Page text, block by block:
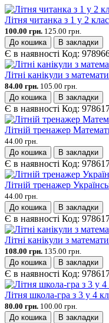
Літня читанка з 1 у 2 клас
100.00 грн. 125.00 грн.
До кошика
В закладки
Є в наявності Код:
Літні канікули з
84.00 грн. 105.00 грн.
До кошика
В закладки
Є в наявності Код:
Літній тренажер
44.00 грн.
До кошика
В закладки
Є в наявності Код:
Літній тренажер
44.00 грн.
До кошика
В закладки
Є в наявності Код:
Літні канікули з
108.00 грн. 135.00 грн.
До кошика
В закладки
Є в наявності Код:
Літня школа-гра з 3 у 4
80.00 грн. 100.00 грн.
До кошика
В закладки